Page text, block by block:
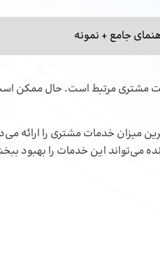
مشتری مرتبط است. حال ممکن
میزان خدمات مشتری را ارائه
می‌تواند این خدمات را بهبود